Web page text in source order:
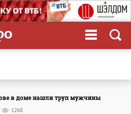
в доме нашли труп мужчины
1268